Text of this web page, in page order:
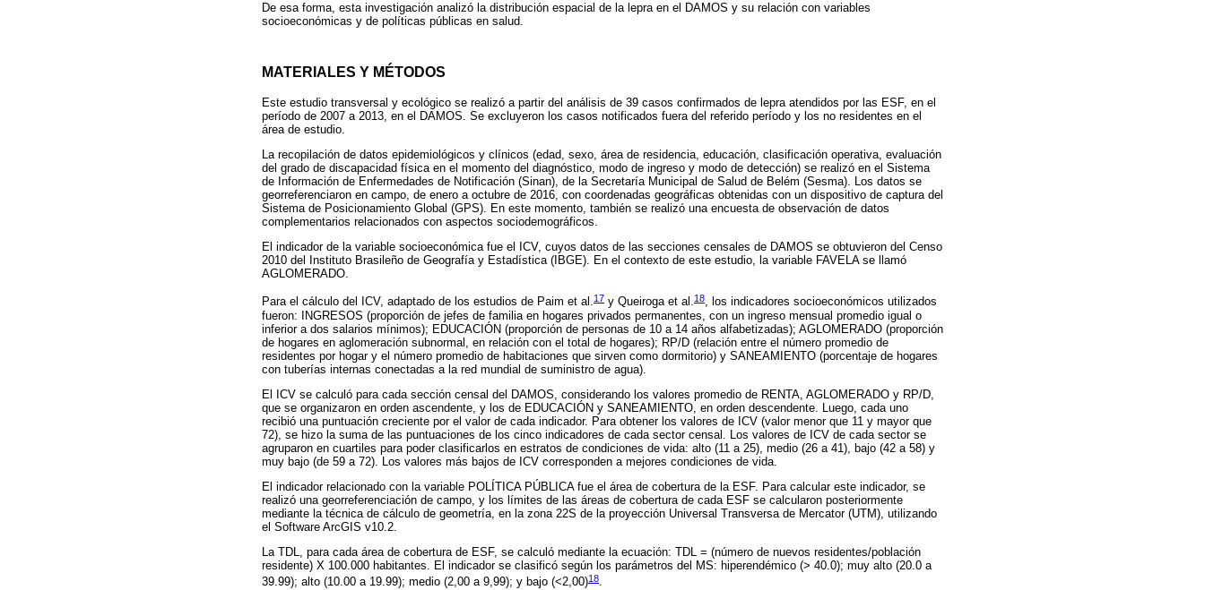
De esa forma, esta investigación analizó la distribución espacial de la lepra en el DAMOS y su relación con variables
socioeconómicas y de políticas públicas en salud.
MATERIALES Y MÉTODOS
Este estudio transversal y ecológico se realizó a partir del análisis de 39 casos confirmados de lepra atendidos por las ESF, en el
período de 2007 a 2013, en el DAMOS. Se excluyeron los casos notificados fuera del referido período y los no residentes en el
área de estudio.
La recopilación de datos epidemiológicos y clínicos (edad, sexo, área de residencia, educación, clasificación operativa, evaluación
del grado de discapacidad física en el momento del diagnóstico, modo de ingreso y modo de detección) se realizó en el Sistema
de Información de Enfermedades de Notificación (Sinan), de la Secretaría Municipal de Salud de Belém (Sesma). Los datos se
georreferenciaron en campo, de enero a octubre de 2016, con coordenadas geográficas obtenidas con un dispositivo de captura del
Sistema de Posicionamiento Global (GPS). En este momento, también se realizó una encuesta de observación de datos
complementarios relacionados con aspectos sociodemográficos.
El indicador de la variable socioeconómica fue el ICV, cuyos datos de las secciones censales de DAMOS se obtuvieron del Censo
2010 del Instituto Brasileño de Geografía y Estadística (IBGE). En el contexto de este estudio, la variable FAVELA se llamó
AGLOMERADO.
Para el cálculo del ICV, adaptado de los estudios de Paim et al.17 y Queiroga et al.18, los indicadores socioeconómicos utilizados
fueron: INGRESOS (proporción de jefes de familia en hogares privados permanentes, con un ingreso mensual promedio igual o
inferior a dos salarios mínimos); EDUCACIÓN (proporción de personas de 10 a 14 años alfabetizadas); AGLOMERADO (proporción
de hogares en aglomeración subnormal, en relación con el total de hogares); RP/D (relación entre el número promedio de
residentes por hogar y el número promedio de habitaciones que sirven como dormitorio) y SANEAMIENTO (porcentaje de hogares
con tuberías internas conectadas a la red mundial de suministro de agua).
El ICV se calculó para cada sección censal del DAMOS, considerando los valores promedio de RENTA, AGLOMERADO y RP/D,
que se organizaron en orden ascendente, y los de EDUCACIÓN y SANEAMIENTO, en orden descendente. Luego, cada uno
recibió una puntuación creciente por el valor de cada indicador. Para obtener los valores de ICV (valor menor que 11 y mayor que
72), se hizo la suma de las puntuaciones de los cinco indicadores de cada sector censal. Los valores de ICV de cada sector se
agruparon en cuartiles para poder clasificarlos en estratos de condiciones de vida: alto (11 a 25), medio (26 a 41), bajo (42 a 58) y
muy bajo (de 59 a 72). Los valores más bajos de ICV corresponden a mejores condiciones de vida.
El indicador relacionado con la variable POLÍTICA PÚBLICA fue el área de cobertura de la ESF. Para calcular este indicador, se
realizó una georreferenciación de campo, y los límites de las áreas de cobertura de cada ESF se calcularon posteriormente
mediante la técnica de cálculo de geometría, en la zona 22S de la proyección Universal Transversa de Mercator (UTM), utilizando
el Software ArcGIS v10.2.
La TDL, para cada área de cobertura de ESF, se calculó mediante la ecuación: TDL = (número de nuevos residentes/población
residente) X 100.000 habitantes. El indicador se clasificó según los parámetros del MS: hiperendémico (> 40.0); muy alto (20.0 a
39.99); alto (10.00 a 19.99); medio (2,00 a 9,99); y bajo (<2,00)18.